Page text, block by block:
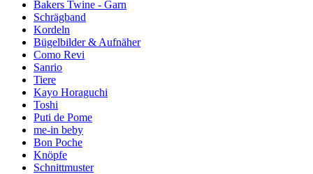
Bakers Twine - Garn
Schrägband
Kordeln
Bügelbilder & Aufnäher
Como Revi
Sanrio
Tiere
Kayo Horaguchi
Toshi
Puti de Pome
me-in beby
Bon Poche
Knöpfe
Schnittmuster